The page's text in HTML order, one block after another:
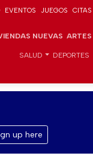
EVENTOS JUEGOS CITAS
NUEVAS ARTES
SALUD DEPORTES
up here